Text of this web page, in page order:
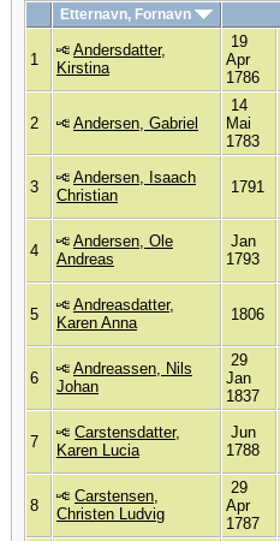
Etternavn, Fornavn
1
Andersdatter,
Kirstina
19
Apr
1786
2 Andersen, Gabriel
14
Mai
1783
3
Andersen, Isaach
Christian
1791
4
Andersen, Ole
Andreas
Jan
1793
5
Andreasdatter,
Karen Anna
1806
6
Andreassen, Nils
Johan
29
Jan
1837
7
Carstensdatter,
Karen Lucia
Jun
1788
8
Carstensen,
Christen Ludvig
29
Apr
1787